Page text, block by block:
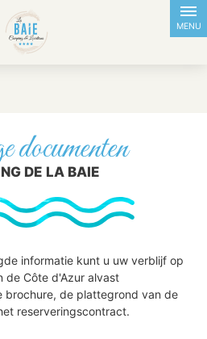
MENU
DE
DE LA BAIE
de Côte d'Azur alvast
brochure, de plattegrond van de
reserveringscontract.